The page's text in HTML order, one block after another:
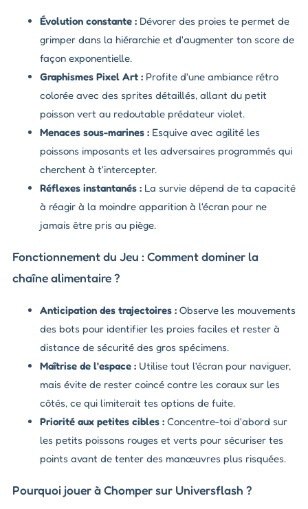
Évolution constante : Dévorer des proies te permet de
grimper dans la hiérarchie et d'augmenter ton score de
façon exponentielle.
Graphismes Pixel Art : Profite d'une ambiance rétro
colorée avec des sprites détaillés, allant du petit
poisson vert au redoutable prédateur violet.
Menaces sous-marines : Esquive avec agilité les
poissons imposants et les adversaires programmés qui
cherchent à t'intercepter.
Réflexes instantanés : La survie dépend de ta capacité
à réagir à la moindre apparition à l'écran pour ne
jamais être pris au piège.
Fonctionnement du Jeu : Comment dominer la
chaîne alimentaire ?
Anticipation des trajectoires : Observe les mouvements
des bots pour identifier les proies faciles et rester à
distance de sécurité des gros spécimens.
Maîtrise de l'espace : Utilise tout l'écran pour naviguer,
mais évite de rester coincé contre les coraux sur les
côtés, ce qui limiterait tes options de fuite.
Priorité aux petites cibles : Concentre-toi d'abord sur
les petits poissons rouges et verts pour sécuriser tes
points avant de tenter des manœuvres plus risquées.
Pourquoi jouer à Chomper sur Universflash ?